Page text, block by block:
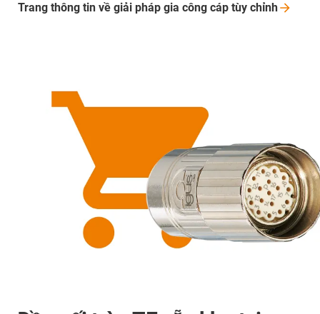
Trang thông tin về giải pháp gia công cáp tùy chỉnh